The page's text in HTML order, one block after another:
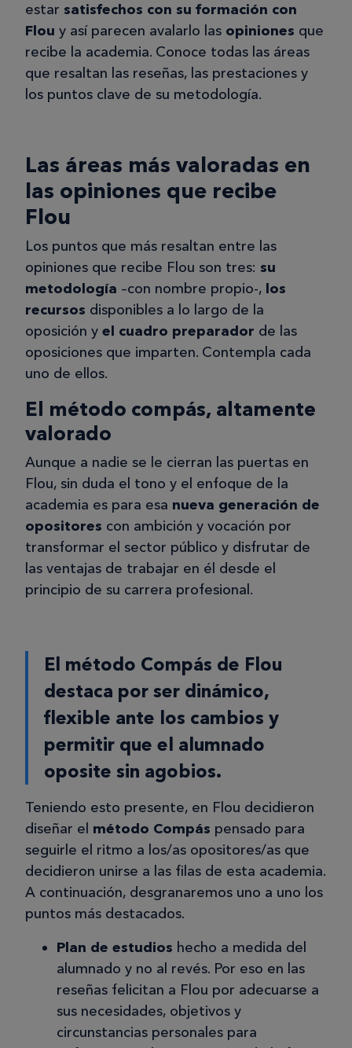
18/11/2025
aprobé
Me presenté tres veces con esta
academia para Ayudante de
principio no me fue muy bien, los
temarios no estaban bien redactados
y había alguna falla de actualización,
pero luego lo fueron arreglando. Lo
que más me facilitó todo fue la opción
de online y luego que la tutora me
ayudó durante todo este tiempo. Al
menos para estas oposiciones, si
mantienes el esfuerzo y persistes, se
puede sacar.
B
13/11/2025
va bien
Estoy con las oposiciones a
administración civil del estado y
bastante bien. Me han dado todo el
Luego al final de cada gripo de temas,
hago un test y voy evaluando los
resultados. No dan mucha información
de convocatorias y en este aspecto,
pediría se esforzasen más.
M
Muriel
04/11/2025
Levo unos meses con las opos a
suboficial del ejército y bien, lo único
que no me gustó de la información
que me dieron, es que no supe hasta
estar dentro, que no tenían centros
estar satisfechos con su formación con
Flou y así parecen avalarlo las opiniones que
recibe la academia. Conoce todas las áreas
que resaltan las reseñas, las prestaciones y
los puntos clave de su metodología.
Las áreas más valoradas en
las opiniones que recibe
Flou
Los puntos que más resaltan entre las
opiniones que recibe Flou son tres: su
metodología –con nombre propio-, los
recursos disponibles a lo largo de la
oposición y el cuadro preparador de las
oposiciones que imparten. Contempla cada
uno de ellos.
El método compás, altamente
valorado
Aunque a nadie se le cierran las puertas en
Flou, sin duda el tono y el enfoque de la
academia es para esa nueva generación de
opositores con ambición y vocación por
transformar el sector público y disfrutar de
las ventajas de trabajar en él desde el
principio de su carrera profesional.
El método Compás de Flou
destaca por ser dinámico,
flexible ante los cambios y
permitir que el alumnado
oposite sin agobios.
Teniendo esto presente, en Flou decidieron
diseñar el método Compás pensado para
seguirle el ritmo a los/as opositores/as que
decidieron unirse a las filas de esta academia.
A continuación, desgranaremos uno a uno los
puntos más destacados.
Plan de estudios hecho a medida del
alumnado y no al revés. Por eso en las
reseñas felicitan a Flou por adecuarse a
sus necesidades, objetivos y
circunstancias personales para